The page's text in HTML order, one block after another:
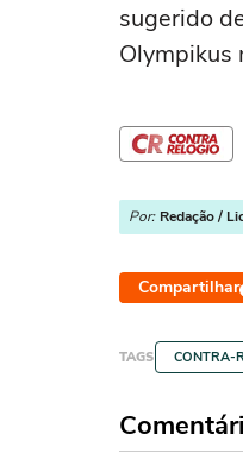
sugerido
Olympikus
Por: Redação /
Compartilhar
TAGS CONTRA-